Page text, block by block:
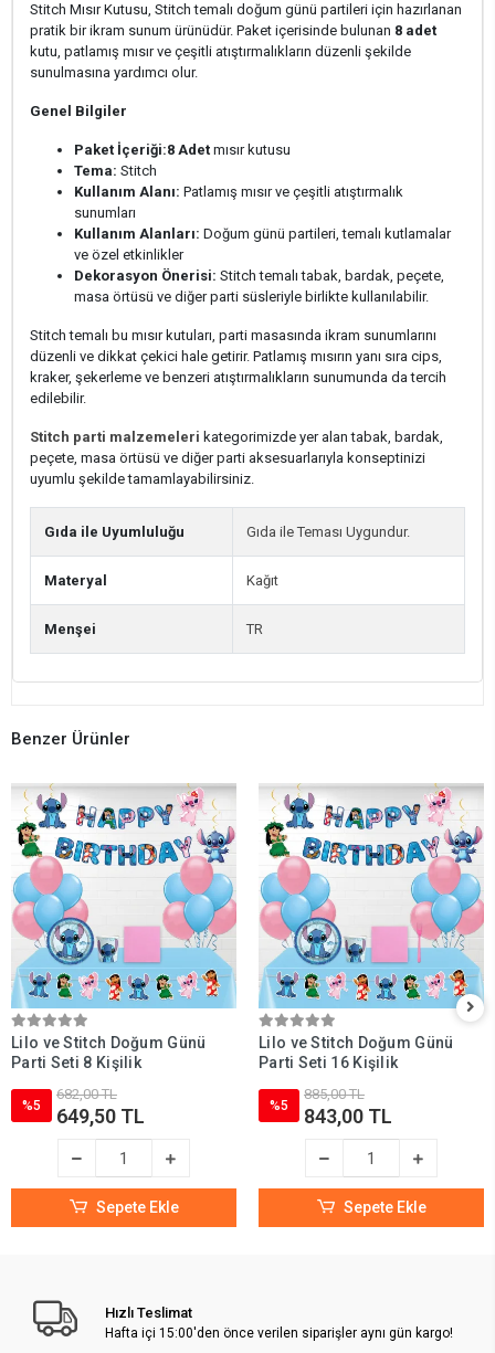
Stitch Mısır Kutusu, Stitch temalı doğum günü partileri için hazırlanan
pratik bir ikram sunum ürünüdür. Paket içerisinde bulunan 8 adet
kutu, patlamış mısır ve çeşitli atıştırmalıkların düzenli şekilde
sunulmasına yardımcı olur.
Genel Bilgiler
Paket İçeriği:8 Adet mısır kutusu
Tema: Stitch
Kullanım Alanı: Patlamış mısır ve çeşitli atıştırmalık
sunumları
Kullanım Alanları: Doğum günü partileri, temalı kutlamalar
ve özel etkinlikler
Dekorasyon Önerisi: Stitch temalı tabak, bardak, peçete,
masa örtüsü ve diğer parti süsleriyle birlikte kullanılabilir.
Stitch temalı bu mısır kutuları, parti masasında ikram sunumlarını
düzenli ve dikkat çekici hale getirir. Patlamış mısırın yanı sıra cips,
kraker, şekerleme ve benzeri atıştırmalıkların sunumunda da tercih
edilebilir.
Stitch parti malzemeleri kategorimizde yer alan tabak, bardak,
peçete, masa örtüsü ve diğer parti aksesuarlarıyla konseptinizi
uyumlu şekilde tamamlayabilirsiniz.
Gıda ile Uyumluluğu Gıda ile Teması Uygundur.
Materyal Kağıt
Menşei TR
Benzer Ürünler
Lilo ve Stitch Doğum Günü
Parti Seti 8 Kişilik
%5
682,00 TL
649,50 TL
Sepete Ekle
Lilo ve Stitch Doğum Günü
Parti Seti 16 Kişilik
%5
885,00 TL
843,00 TL
Sepete Ekle
Hızlı Teslimat
Hafta içi 15:00'den önce verilen siparişler aynı gün kargo!